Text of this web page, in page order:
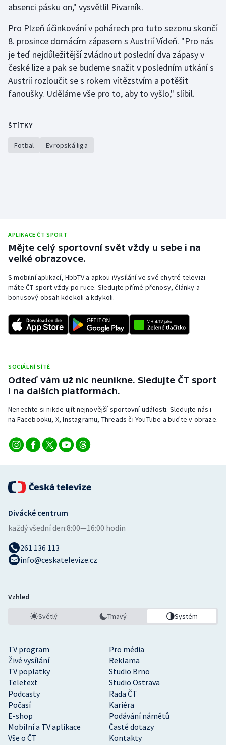
absenci pásku on," vysvětlil Pivarník.
Pro Plzeň účinkování v pohárech pro tuto sezonu skončí
8. prosince domácím zápasem s Austrií Vídeň. "Pro nás
je teď nejdůležitější zvládnout poslední dva zápasy v
české lize a pak se budeme snažit v posledním utkání s
Austrií rozloučit se s rokem vítězstvím a potěšit
fanoušky. Uděláme vše pro to, aby to vyšlo," slíbil.
ŠTÍTKY
Fotbal Evropská liga
APLIKACE ČT SPORT
Mějte celý sportovní svět vždy u sebe i na
velké obrazovce.
S mobilní aplikací, HbbTV a apkou iVysílání ve své chytré televizi
máte ČT sport vždy po ruce. Sledujte přímé přenosy, články a
bonusový obsah kdekoli a kdykoli.
SOCIÁLNÍ SÍTĚ
Odteď vám už nic neunikne. Sledujte ČT sport
i na dalších platformách.
Nenechte si nikde ujít nejnovější sportovní události. Sledujte nás i
na Facebooku, X, Instagramu, Threads či YouTube a buďte v obraze.
TV program
Pro média
Živé vysílání
Reklama
TV poplatky
Studio Brno
Teletext
Studio Ostrava
Podcasty
Rada ČT
Počasí
Kariéra
E-shop
Podávání námětů
Mobilní a TV aplikace
Časté dotazy
Vše o ČT
Kontakty
Divácké centrum
každý všední den:8:00—16:00 hodin
261 136 113
info@ceskatelevize.cz
Vzhled
Světlý Tmavý Systém